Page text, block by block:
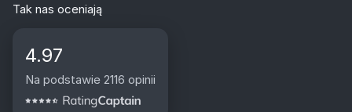
Tak nas oceniają
4.97
Na podstawie 2116 opinii